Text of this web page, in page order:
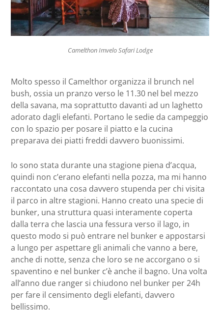
Camelthon Imvelo Safari Lodge
Molto spesso il Camelthor organizza il brunch nel
bush, ossia un pranzo verso le 11.30 nel bel mezzo
della savana, ma soprattutto davanti ad un laghetto
adorato dagli elefanti. Portano le sedie da campeggio
con lo spazio per posare il piatto e la cucina
preparava dei piatti freddi davvero buonissimi.
Io sono stata durante una stagione piena d’acqua,
quindi non c’erano elefanti nella pozza, ma mi hanno
raccontato una cosa davvero stupenda per chi visita
il parco in altre stagioni. Hanno creato una specie di
bunker, una struttura quasi interamente coperta
dalla terra che lascia una fessura verso il lago, in
questo modo si può entrare nel bunker e appostarsi
a lungo per aspettare gli animali che vanno a bere,
anche di notte, senza che loro se ne accorgano o si
spaventino e nel bunker c’è anche il bagno. Una volta
all’anno due ranger si chiudono nel bunker per 24h
per fare il censimento degli elefanti, davvero
bellissimo.